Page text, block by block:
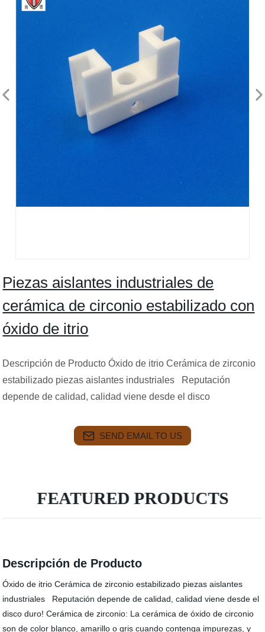
Piezas aislantes industriales de
cerámica de circonio estabilizado con
óxido de itrio
Descripción de Producto Óxido de itrio Cerámica de zirconio
estabilizado piezas aislantes industriales Reputación
depende de calidad, calidad viene desde el disco
SEND EMAIL TO US
FEATURED PRODUCTS
Descripción de Producto
Óxido de itrio Cerámica de zirconio estabilizado piezas aislantes
industriales Reputación depende de calidad, calidad viene desde el
disco duro! Cerámica de zirconio: La cerámica de óxido de circonio
son de color blanco, amarillo o gris cuando contenga impurezas, y